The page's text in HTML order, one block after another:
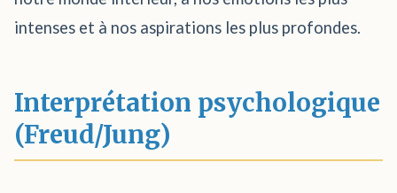
intenses et à nos aspirations les plus profondes.
Interprétation psychologique
(Freud/Jung)